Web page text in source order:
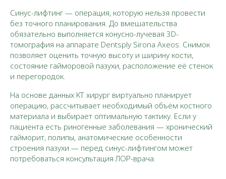
Синус-лифтинг — операция, которую нельзя провести
без точного планирования. До вмешательства
обязательно выполняется конусно-лучевая 3D-
томография на аппарате Dentsply Sirona Axeos. Снимок
позволяет оценить точную высоту и ширину кости,
состояние гайморовой пазухи, расположение её стенок
и перегородок.
На основе данных КТ хирург виртуально планирует
операцию, рассчитывает необходимый объём костного
материала и выбирает оптимальную тактику. Если у
пациента есть риногенные заболевания — хронический
гайморит, полипы, анатомические особенности
строения пазухи — перед синус-лифтингом может
потребоваться консультация ЛОР-врача.​